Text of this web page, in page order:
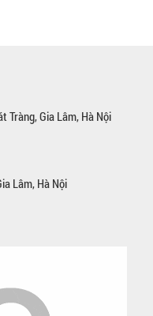
Tràng, Gia Lâm, Hà Nội
Lâm, Hà Nội